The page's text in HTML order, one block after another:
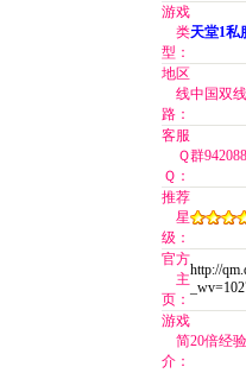
游戏
类
型：
天堂1私
地区
线
路：
中国双
客服
Ｑ
Ｑ：
群
推荐
星
级：
官方
主
页：
http://
游戏
简
介：
20倍经